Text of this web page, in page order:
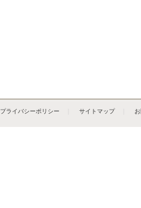
プライバシーポリシー サイトマップ｜